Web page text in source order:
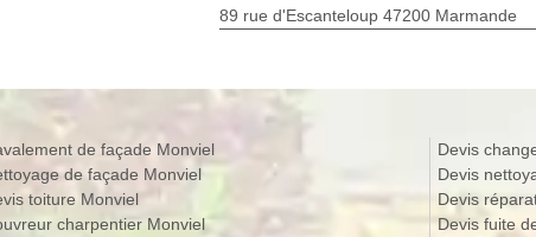
89 rue d'Escanteloup 47200 Marmande
de façade Monviel
de façade Monviel
toiture Monviel
charpentier Monviel
Devis
Devis
Devis
Devis fuite